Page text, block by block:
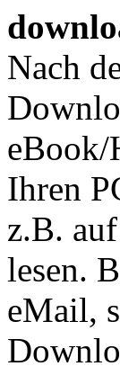
Nach
eBook/
Ihren
z.B.
lesen.
eMail,